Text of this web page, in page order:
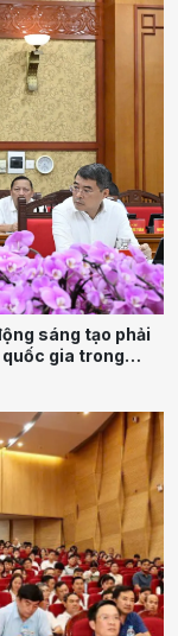
sáng tạo phải
gia trong